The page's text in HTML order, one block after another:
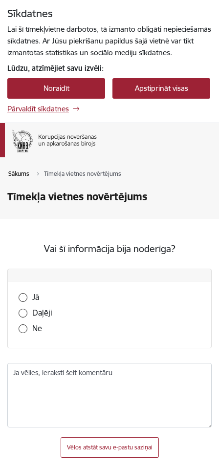
Sīkdatnes
Lai šī tīmekļvietne darbotos, tā izmanto obligāti nepieciešamās
sīkdatnes. Ar Jūsu piekrišanu papildus šajā vietnē var tikt
izmantotas statistikas un sociālo mediju sīkdatnes.
Lūdzu, atzīmējiet savu izvēli:
Noraidīt Apstiprināt visas
Pārvaldīt sīkdatnes
Sākums Tīmekļa vietnes novērtējums
Tīmekļa vietnes novērtējums
Vai šī informācija bija noderīga?
Vai šī informācija bija noderīga?
Jā
Daļēji
Nē
Ja vēlies, ieraksti šeit komentāru
Vēlos atstāt savu e-pastu saziņai